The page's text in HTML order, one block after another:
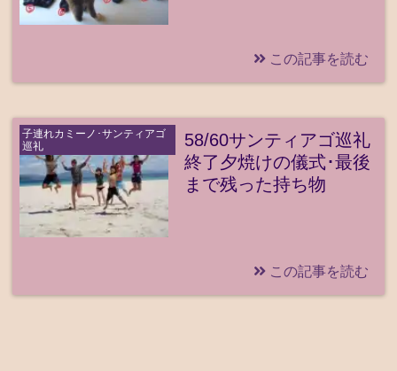
この記事を読む
子連れカミーノ･サンティアゴ
巡礼
58/60サンティアゴ巡礼
終了夕焼けの儀式･最後
まで残った持ち物
この記事を読む